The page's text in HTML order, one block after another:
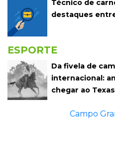
Campo
Técnico de
destaques
ESPORTE
Da fivela de
internacional:
chegar ao Texas